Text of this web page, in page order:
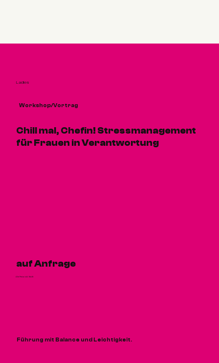
Ladies
Workshop/Vortrag
Chill mal, Chefin! Stressmanagement
für Frauen in Verantwortung
Führung mit Balance und Leichtigkeit.
Alle Preise inkl. MwSt
auf Anfrage